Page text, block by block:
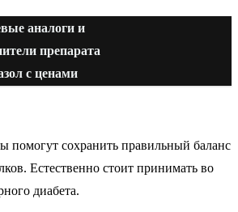
аналоги и
препарата
с ценами
помогут сохранить правильный баланс
Естественно стоит принимать во
диабета.